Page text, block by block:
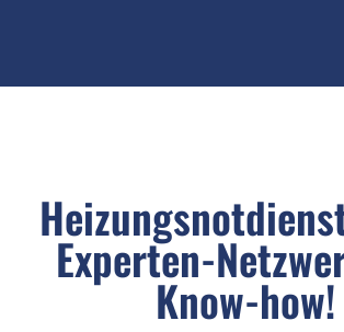
Experten-
Know-how!